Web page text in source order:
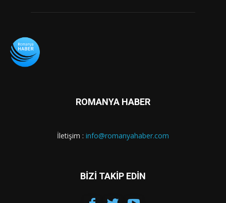
ROMANYA HABER
İletişim : info@romanyahaber.com
BİZİ TAKİP EDİN